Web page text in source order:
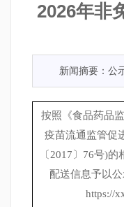
2026年非
新闻摘要：公
按照《食品药品
疫苗流通监管促
〔2017〕76号)
配送信息予以
https://